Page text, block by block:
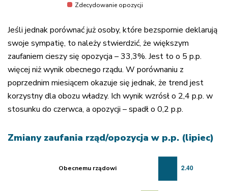
Zdecydowanie opozycji
Jeśli jednak porównać już osoby, które bezspornie deklarują
swoje sympatię, to należy stwierdzić, że większym
zaufaniem cieszy się opozycja – 33,3%. Jest to o 5 p.p.
więcej niż wynik obecnego rządu. W porównaniu z
poprzednim miesiącem okazuje się jednak, że trend jest
korzystny dla obozu władzy. Ich wynik wzrósł o 2,4 p.p. w
stosunku do czerwca, a opozycji – spadł o 0,2 p.p.
Zmiany zaufania rząd/opozycja w p.p. (lipiec)